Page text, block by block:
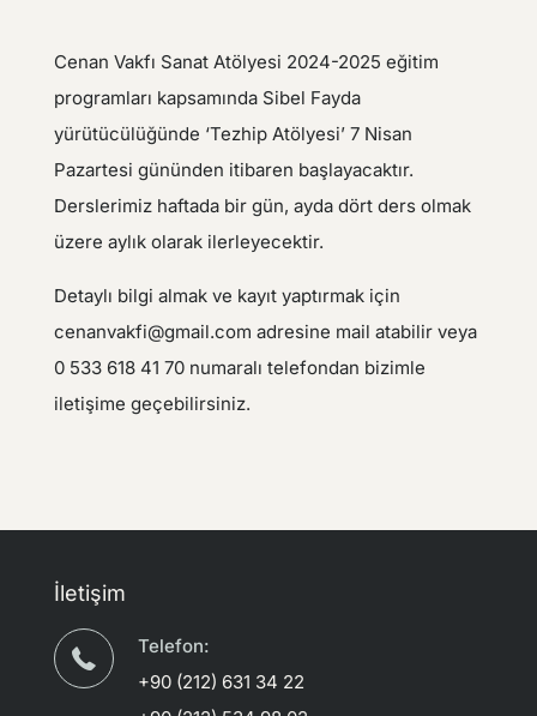
Cenan Vakfı Sanat Atölyesi 2024-2025 eğitim
programları kapsamında Sibel Fayda
yürütücülüğünde ‘Tezhip Atölyesi’ 7 Nisan
Pazartesi gününden itibaren başlayacaktır.
Derslerimiz haftada bir gün, ayda dört ders olmak
üzere aylık olarak ilerleyecektir.
Detaylı bilgi almak ve kayıt yaptırmak için
cenanvakfi@gmail.com adresine mail atabilir veya
0 533 618 41 70 numaralı telefondan bizimle
iletişime geçebilirsiniz.
İletişim
Telefon:
+90 (212) 631 34 22